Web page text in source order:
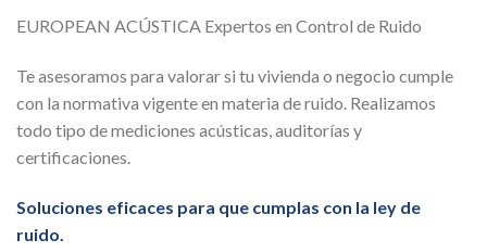
EUROPEAN ACÚSTICA Expertos en Control de Ruido
Te asesoramos para valorar si tu vivienda o negocio cumple
con la normativa vigente en materia de ruido. Realizamos
todo tipo de mediciones acústicas, auditorías y
certificaciones.
Soluciones eficaces para que cumplas con la ley de
ruido.